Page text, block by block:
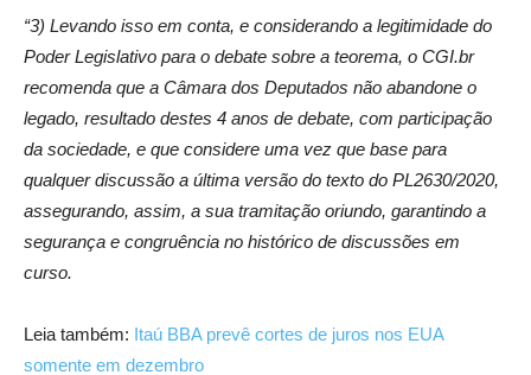
“3) Levando isso em conta, e considerando a legitimidade do
Poder Legislativo para o debate sobre a teorema, o CGI.br
recomenda que a Câmara dos Deputados não abandone o
legado, resultado destes 4 anos de debate, com participação
da sociedade, e que considere uma vez que base para
qualquer discussão a última versão do texto do PL2630/2020,
assegurando, assim, a sua tramitação oriundo, garantindo a
segurança e congruência no histórico de discussões em
curso.
Leia também: Itaú BBA prevê cortes de juros nos EUA
somente em dezembro